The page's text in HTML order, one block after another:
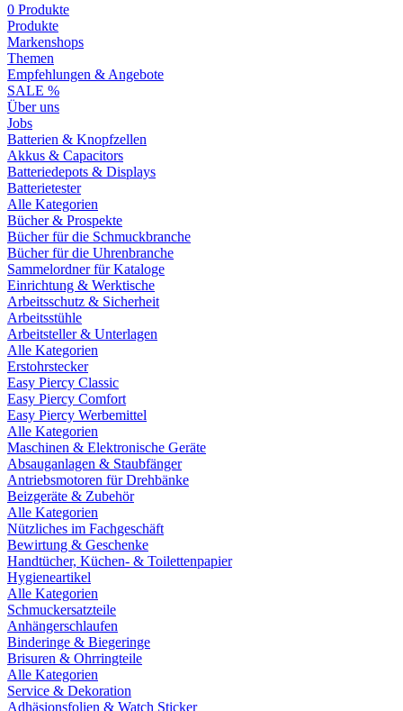
0 Produkte
Produkte
Markenshops
Themen
Empfehlungen & Angebote
SALE %
Über uns
Jobs
Batterien & Knopfzellen
Akkus & Capacitors
Batteriedepots & Displays
Batterietester
Alle Kategorien
Bücher & Prospekte
Bücher für die Schmuckbranche
Bücher für die Uhrenbranche
Sammelordner für Kataloge
Einrichtung & Werktische
Arbeitsschutz & Sicherheit
Arbeitsstühle
Arbeitsteller & Unterlagen
Alle Kategorien
Erstohrstecker
Easy Piercy Classic
Easy Piercy Comfort
Easy Piercy Werbemittel
Alle Kategorien
Maschinen & Elektronische Geräte
Absauganlagen & Staubfänger
Antriebsmotoren für Drehbänke
Beizgeräte & Zubehör
Alle Kategorien
Nützliches im Fachgeschäft
Bewirtung & Geschenke
Handtücher, Küchen- & Toilettenpapier
Hygieneartikel
Alle Kategorien
Schmuckersatzteile
Anhängerschlaufen
Binderinge & Biegeringe
Brisuren & Ohrringteile
Alle Kategorien
Service & Dekoration
Adhäsionsfolien & Watch Sticker